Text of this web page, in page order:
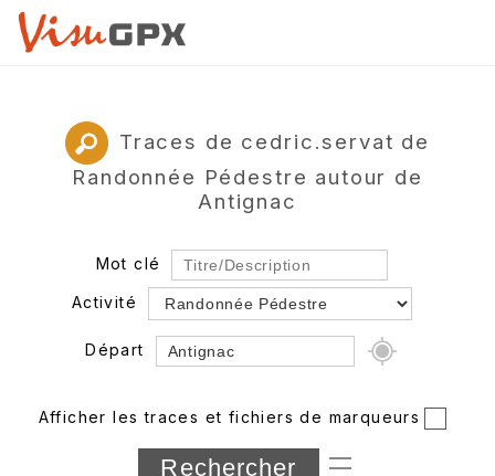
Traces de cedric.servat de
Randonnée Pédestre autour de
Antignac
Mot clé
Activité
Départ
Département
Afficher les traces et fichiers de marqueurs